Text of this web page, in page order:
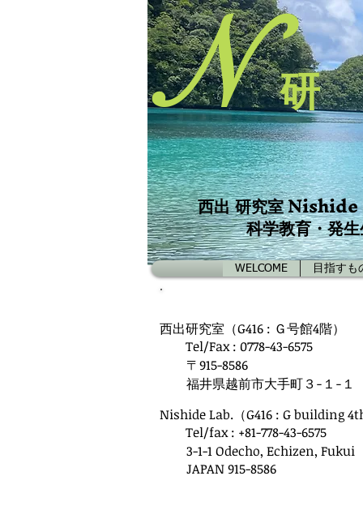
西出 研究室
科学教育・発
N 研
WELCOME 目指すも
西出研究室（G416 : Ｇ号館4階）
Tel/Fax : 0778-43-6575
〒915-8586
福井県越前市大手町３−１−１
Nishide Lab.（G416 : G building
Tel/fax : +81-778-43-6575
3-1-1 Odecho, Echizen, Fukui
JAPAN915-8586